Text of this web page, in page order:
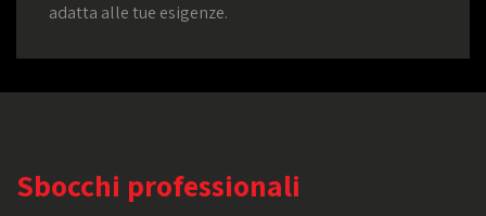
adatta alle tue esigenze.
Sbocchi professionali